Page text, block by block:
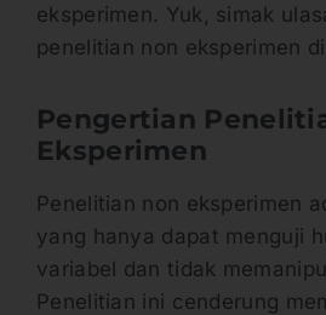
eksperimen. Yuk, simak
penelitian non eksperimen
Pengertian
Eksperimen
Penelitian non eksperimen
yang hanya dapat menguji
variabel dan tidak
Penelitian ini cenderung